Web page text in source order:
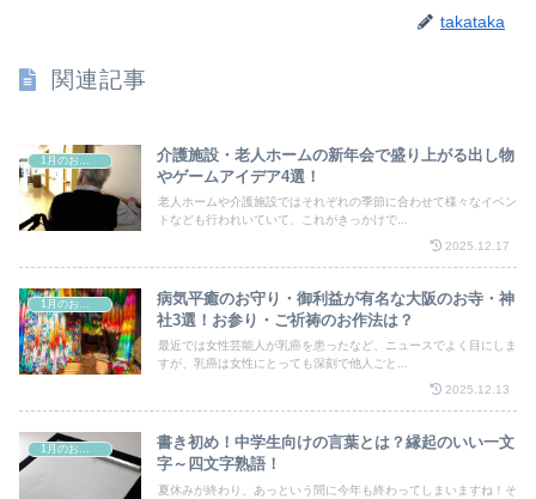
takataka
関連記事
1月のお祭り
介護施設・老人ホームの新年会で盛り上がる出し物
やゲームアイデア4選！
老人ホームや介護施設ではそれぞれの季節に合わせて様々なイベン
トなども行われいていて、これがきっかけで...
2025.12.17
1月のお祭り
病気平癒のお守り・御利益が有名な大阪のお寺・神
社3選！お参り・ご祈祷のお作法は？
最近では女性芸能人が乳癌を患ったなど、ニュースでよく目にしま
すが、乳癌は女性にとっても深刻で他人ごと...
2025.12.13
書き初め！中学生向けの言葉とは？縁起のいい一文
字～四文字熟語！
夏休みが終わり、あっという間に今年も終わってしまいますね！そ